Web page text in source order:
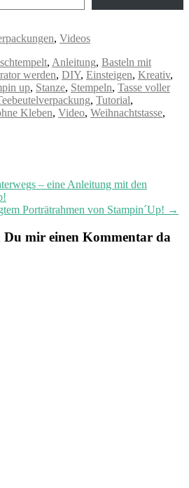
, Videos
, Anleitung, Basteln mit
werden, DIY, Einsteigen, Kreativ,
up, Stanze, Stempeln, Tasse voller
, Tutorial,
Kleben, Video, Weihnachtstasse,
– eine Anleitung mit den
Porträtrahmen von Stampin´Up! →
Du mir einen Kommentar da